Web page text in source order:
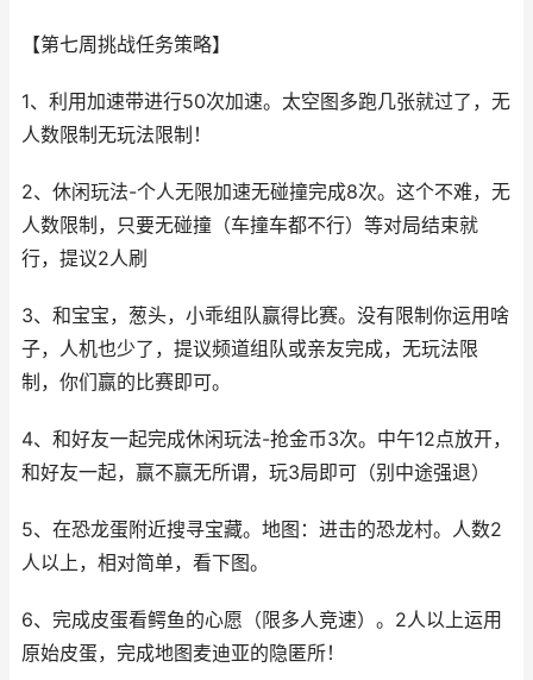
【第七周挑战任务策略】
1、利用加速带进行50次加速。太空图多跑几张就过了，无
人数限制无玩法限制！
2、休闲玩法-个人无限加速无碰撞完成8次。这个不难，无
人数限制，只要无碰撞（车撞车都不行）等对局结束就
行，提议2人刷
3、和宝宝，葱头，小乖组队赢得比赛。没有限制你运用啥
子，人机也少了，提议频道组队或亲友完成，无玩法限
制，你们赢的比赛即可。
4、和好友一起完成休闲玩法-抢金币3次。中午12点放开，
和好友一起，赢不赢无所谓，玩3局即可（别中途强退）
5、在恐龙蛋附近搜寻宝藏。地图：进击的恐龙村。人数2
人以上，相对简单，看下图。
6、完成皮蛋看鳄鱼的心愿（限多人竞速）。2人以上运用
原始皮蛋，完成地图麦迪亚的隐匿所！